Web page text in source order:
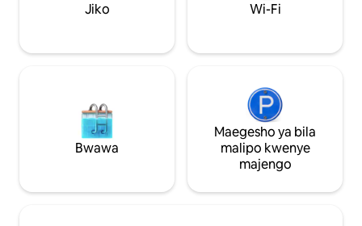
Jiko Wi-Fi
Bwawa
Maegesho ya bila
malipo kwenye
majengo